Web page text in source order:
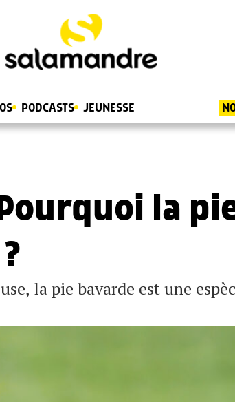
PODCASTS JEUNESSE
la
la pie bavarde est une